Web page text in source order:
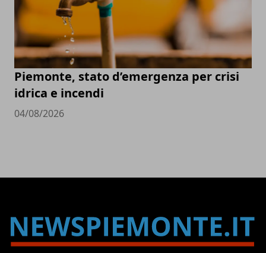
Piemonte, stato d’emergenza per crisi
idrica e incendi
04/08/2026